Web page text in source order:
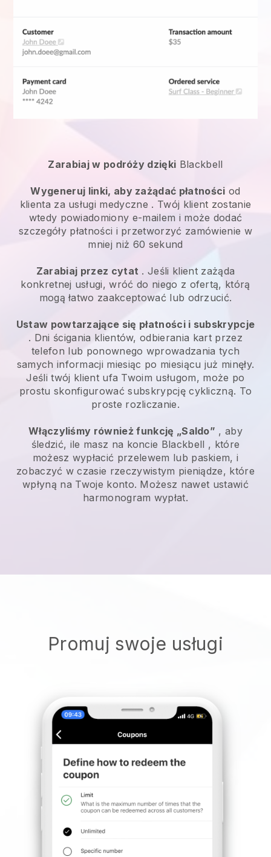
Zarabiaj w podróży dzięki Blackbell
Wygeneruj linki, aby zażądać płatności od
klienta za usługi medyczne . Twój klient zostanie
wtedy powiadomiony e-mailem i może dodać
szczegóły płatności i przetworzyć zamówienie w
mniej niż 60 sekund
Zarabiaj przez cytat . Jeśli klient zażąda
konkretnej usługi, wróć do niego z ofertą, którą
mogą łatwo zaakceptować lub odrzucić.
Ustaw powtarzające się płatności i subskrypcje
. Dni ścigania klientów, odbierania kart przez
telefon lub ponownego wprowadzania tych
samych informacji miesiąc po miesiącu już minęły.
Jeśli twój klient ufa Twoim usługom, może po
prostu skonfigurować subskrypcję cykliczną. To
proste rozliczanie.
Włączyliśmy również funkcję „Saldo” , aby
śledzić, ile masz na koncie Blackbell , które
możesz wypłacić przelewem lub paskiem, i
zobaczyć w czasie rzeczywistym pieniądze, które
wpłyną na Twoje konto. Możesz nawet ustawić
harmonogram wypłat.
Promuj swoje usługi